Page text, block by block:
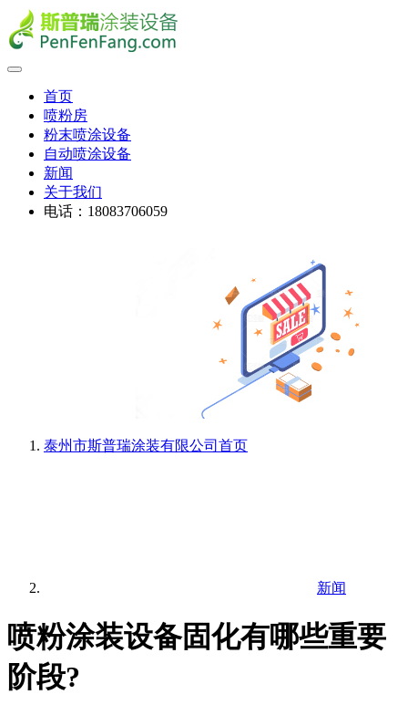
首页
喷粉房
粉末喷涂设备
自动喷涂设备
新闻
关于我们
电话：18083706059
泰州市斯普瑞涂装有限公司 首页
新闻
喷粉涂装设备固化有哪些重要
阶段?